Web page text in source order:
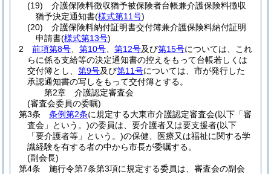
(19)
介護保険料徴収猶予被保険者台帳兼介護保険料徴収
猶予決定通知書(様式第11号)
(20)
介護保険料納付証明書交付簿兼介護保険料納付証明
申請書(様式第13号)
2
前項第8号 第10号 第12号及び第15号については、これ
らに係る支給等の決定通知書の控えをもって台帳若しくは
交付簿とし、 第9号及び第11号については、市が発行した
承認通知書の写しをもって交付簿とする。
第2章
介護認定審査会
(審査会委員の委嘱)
第3条
条例第2条に規定する大東市介護認定審査会(以下「審
査会」という。)の委員は、要介護者又は要支援者(以下
「要介護者等」という。)の保健、医療又は福祉に関する学
識経験を有する者の中から市長が委嘱する。
(副会長)
第4条
施行令第7条第3項に規定する委員は、審査会の副会